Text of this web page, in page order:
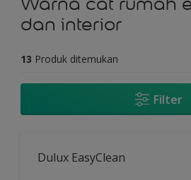
dan interior
13 Produk ditemukan
Filter
Dulux EasyClean